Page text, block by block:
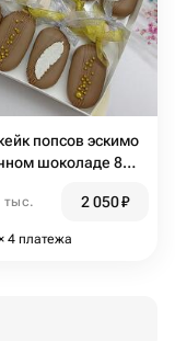
попсов эскимо
шоколаде 8
мужчине,
тыс. 2 050₽
4 платежа